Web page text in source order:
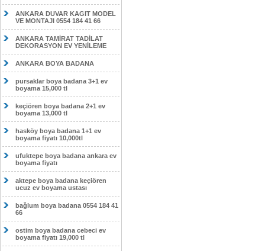
ANKARA DUVAR KAGIT MODEL
VE MONTAJI 0554 184 41 66
ANKARA TAMİRAT TADİLAT
DEKORASYON EV YENİLEME
ANKARA BOYA BADANA
pursaklar boya badana 3+1 ev
boyama 15,000 tl
keçiören boya badana 2+1 ev
boyama 13,000 tl
hasköy boya badana 1+1 ev
boyama fiyatı 10,000tl
ufuktepe boya badana ankara ev
boyama fiyatı
aktepe boya badana keçiören
ucuz ev boyama ustası
bağlum boya badana 0554 184 41
66
ostim boya badana cebeci ev
boyama fiyatı 19,000 tl